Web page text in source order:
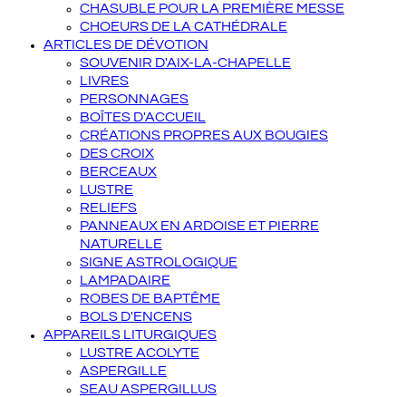
CHASUBLE POUR LA PREMIÈRE MESSE
CHOEURS DE LA CATHÉDRALE
ARTICLES DE DÉVOTION
SOUVENIR D'AIX-LA-CHAPELLE
LIVRES
PERSONNAGES
BOÎTES D'ACCUEIL
CRÉATIONS PROPRES AUX BOUGIES
DES CROIX
BERCEAUX
LUSTRE
RELIEFS
PANNEAUX EN ARDOISE ET PIERRE
NATURELLE
SIGNE ASTROLOGIQUE
LAMPADAIRE
ROBES DE BAPTÊME
BOLS D'ENCENS
APPAREILS LITURGIQUES
LUSTRE ACOLYTE
ASPERGILLE
SEAU ASPERGILLUS